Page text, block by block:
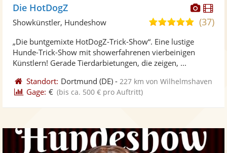
Die HotDogZ
4,9
5
(37)
Showkünstler, Hundeshow
„Die buntgemixte HotDogZ-Trick-Show“. Eine lustige
Hunde-Trick-Show mit showerfahrenen vierbeinigen
Künstlern! Gerade Tierdarbietungen, die zeigen, ...
Standort: Dortmund (DE) - 227 km von Wilhelmshaven
Gage: € (bis ca. 500 € pro Auftritt)